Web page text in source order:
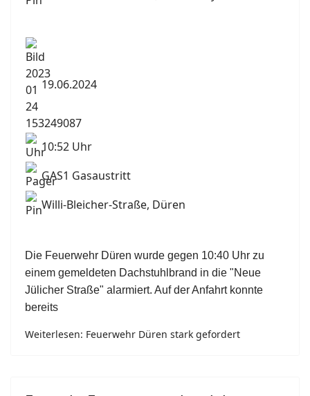
19.06.2024
10:52 Uhr
GAS1 Gasaustritt
Willi-Bleicher-Straße, Düren
Die Feuerwehr Düren wurde gegen 10:40 Uhr zu
einem gemeldeten Dachstuhlbrand in die "Neue
Jülicher Straße" alarmiert. Auf der Anfahrt konnte
bereits
Weiterlesen: Feuerwehr Düren stark gefordert